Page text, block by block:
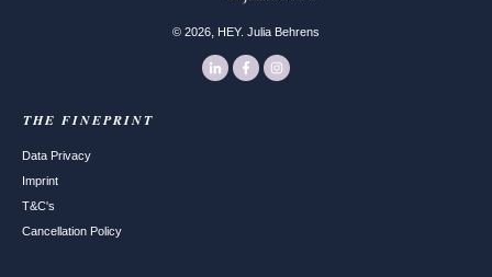
© 2026, HEY. Julia Behrens
THE FINEPRINT
Data Privacy
Imprint
T&C's
Cancellation Policy